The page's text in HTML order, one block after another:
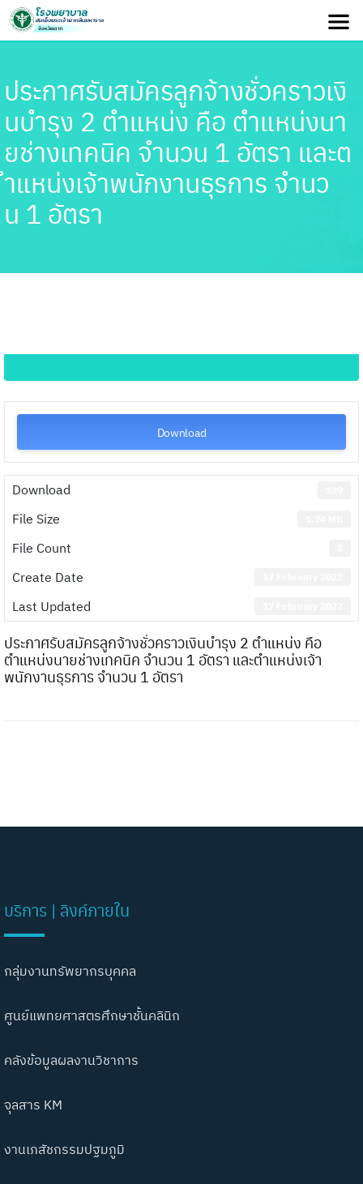
ประกาศรับสมัครลูกจ้างชั่วคราวเงิ
นบำรุง 2 ตำแหน่ง คือ ตำแหน่งนา
ยช่างเทคนิค จำนวน 1 อัตรา และต
ำแหน่งเจ้าพนักงานธุรการ จำนว
น 1 อัตรา
Download
Download
File Size
File Count
Create Date
Last Updated
ประกาศรับสมัครลูกจ้างชั่วคราวเงินบำรุง 2 ตำแหน่ง คือ
ตำแหน่งนายช่างเทคนิค จำนวน 1 อัตรา และตำแหน่งเจ้า
พนักงานธุรการ จำนวน 1 อัตรา
บริการ | ลิงค์ภายใน
กลุ่มงานทรัพยากรบุคคล
ศูนย์แพทยศาสตรศึกษาชั้นคลินิก
คลังข้อมูลผลงานวิชาการ
จุลสาร KM
งานเภสัชกรรมปฐมภูมิ